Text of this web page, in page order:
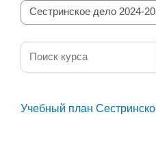
Категории курсов
Поиск курса
Учебный план